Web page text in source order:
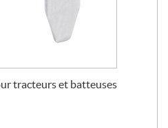
tracteurs et batteuses